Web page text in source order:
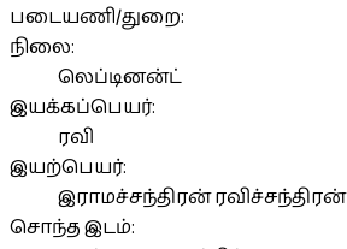
படையணி/துறை:
நிலை:
லெப்டினன்ட்
இயக்கப்பெயர்:
ரவி
இயற்பெயர்:
இராமச்சந்திரன் ரவிச்சந்திரன்
சொந்த இடம்: